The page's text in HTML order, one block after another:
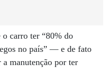
carro ter “80% do
no país” — e de fato
manutenção por ter